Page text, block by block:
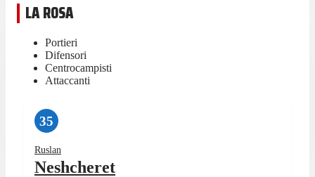
LA ROSA
Portieri
Difensori
Centrocampisti
Attaccanti
35
Ruslan
Neshcheret